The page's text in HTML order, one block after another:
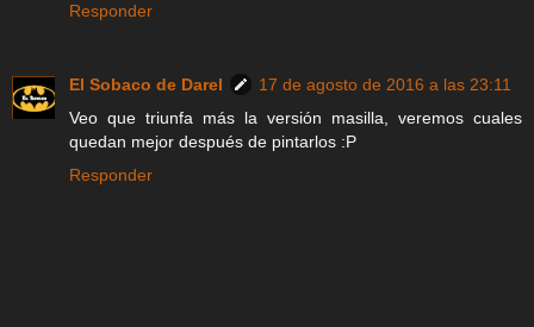
Responder
El Sobaco de Darel
17 de agosto de 2016 a las 23:11
Veo que triunfa más la versión masilla, veremos cuales
quedan mejor después de pintarlos :P
Responder